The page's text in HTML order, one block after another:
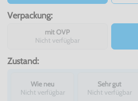
Verpackung:
mit OVP
Nicht verfügbar
Zustand:
Wie neu
Nicht verfügbar
Sehr gut
Nicht verfügbar